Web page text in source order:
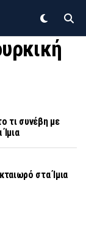
τι συνέβη με
στα Ίμια